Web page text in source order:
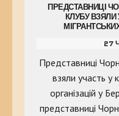
ПРЕДСТАВНИЦІ
КЛУБУ ВЗЯЛИ
27
Представниці
взяли участь у
організацій у
представниці